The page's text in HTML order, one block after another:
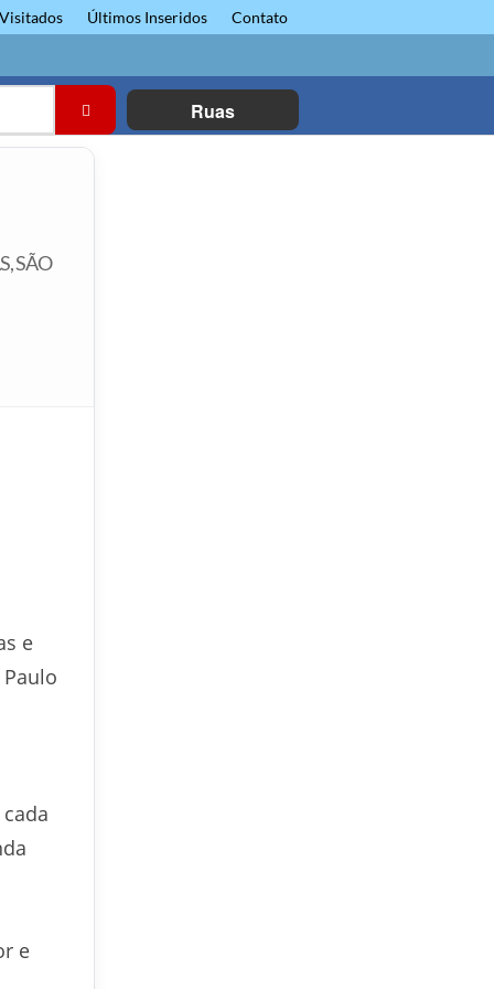
Últimos Inseridos Contato
Ruas
SÃO
e
e